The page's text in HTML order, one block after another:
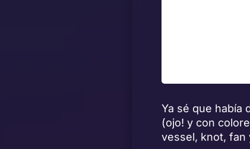
Ya sé que había
(ojo! y con
vessel, knot, fan